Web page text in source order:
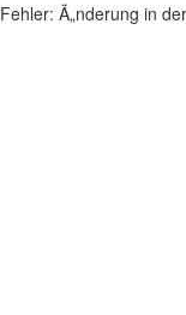
Fehler: Ã„nderung in